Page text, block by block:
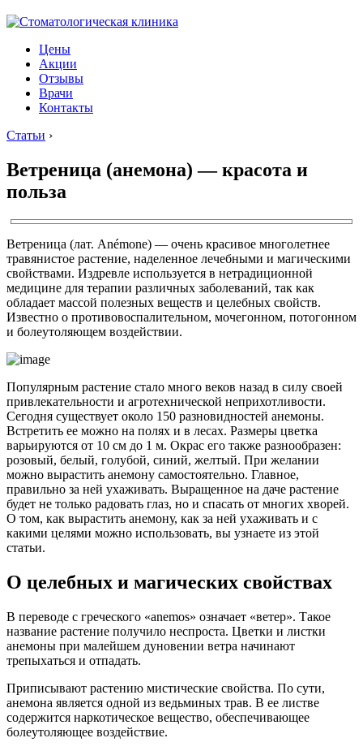
Цены
Акции
Отзывы
Врачи
Контакты
Статьи ›
Ветреница (анемона) — красота и
польза
Ветреница (лат. Anémone) — очень красивое многолетнее
травянистое растение, наделенное лечебными и магическими
свойствами. Издревле используется в нетрадиционной
медицине для терапии различных заболеваний, так как
обладает массой полезных веществ и целебных свойств.
Известно о противовоспалительном, мочегонном, потогонном
и болеутоляющем воздействии.
Популярным растение стало много веков назад в силу своей
привлекательности и агротехнической неприхотливости.
Сегодня существует около 150 разновидностей анемоны.
Встретить ее можно на полях и в лесах. Размеры цветка
варьируются от 10 см до 1 м. Окрас его также разнообразен:
розовый, белый, голубой, синий, желтый. При желании
можно вырастить анемону самостоятельно. Главное,
правильно за ней ухаживать. Выращенное на даче растение
будет не только радовать глаз, но и спасать от многих хворей.
О том, как вырастить анемону, как за ней ухаживать и с
какими целями можно использовать, вы узнаете из этой
статьи.
О целебных и магических свойствах
В переводе с греческого «anemos» означает «ветер». Такое
название растение получило неспроста. Цветки и листки
анемоны при малейшем дуновении ветра начинают
трепыхаться и отпадать.
Приписывают растению мистические свойства. По сути,
анемона является одной из ведьминых трав. В ее листве
содержится наркотическое вещество, обеспечивающее
болеутоляющее воздействие.